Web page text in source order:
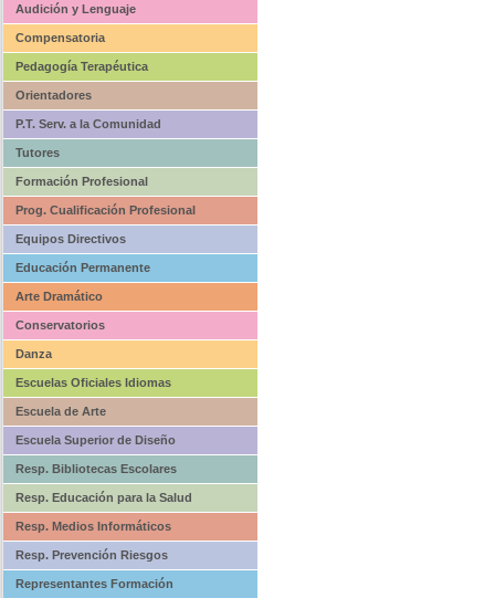
Audición y Lenguaje
Compensatoria
Pedagogía Terapéutica
Orientadores
P.T. Serv. a la Comunidad
Tutores
Formación Profesional
Prog. Cualificación Profesional
Equipos Directivos
Educación Permanente
Arte Dramático
Conservatorios
Danza
Escuelas Oficiales Idiomas
Escuela de Arte
Escuela Superior de Diseño
Resp. Bibliotecas Escolares
Resp. Educación para la Salud
Resp. Medios Informáticos
Resp. Prevención Riesgos
Representantes Formación